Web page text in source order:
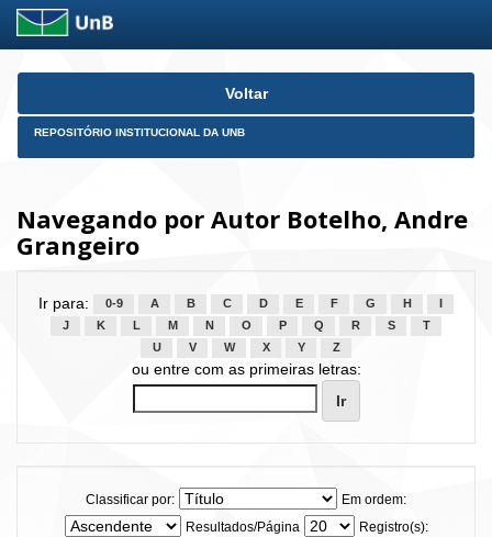
Skip
Voltar
REPOSITÓRIO INSTITUCIONAL DA UNB
Navegando por Autor Botelho, Andre
Grangeiro
Ir para: 0-9 A B C D E F G H
J
K L M N O P Q R S
T
U
V W X Y Z
ou entre com as primeiras letras:
Classificar por:
Em ordem:
Resultados/Página
Registro(s):